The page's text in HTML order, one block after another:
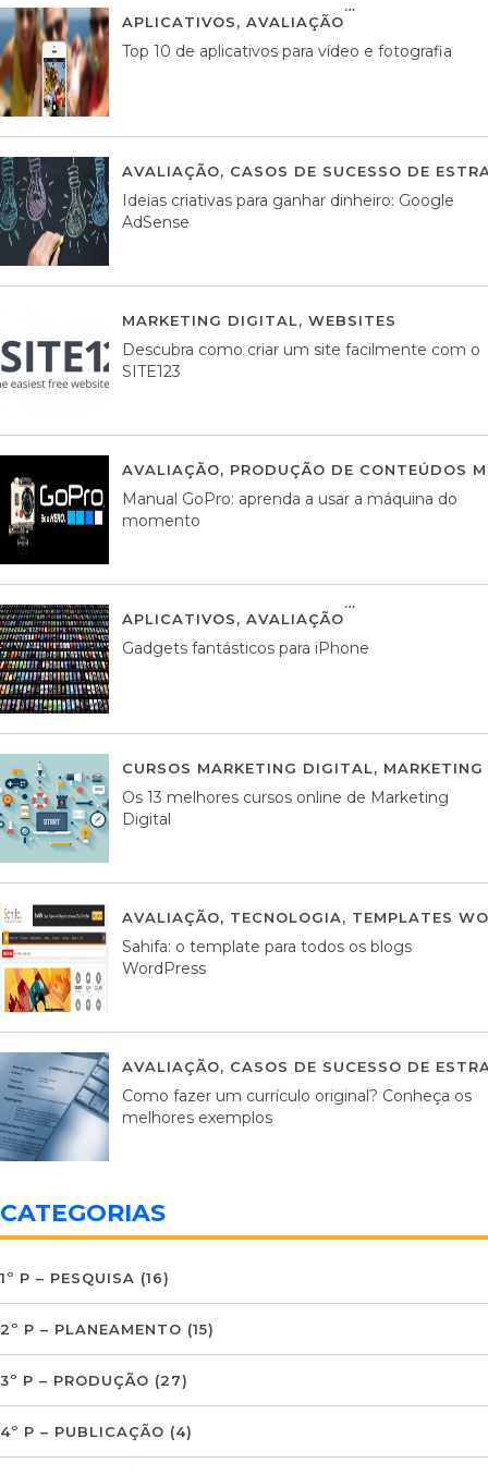
APLICATIVOS, AVALIAÇÃO
Top 10 de aplicativos para vídeo e fotografia
AVALIAÇÃO, CASOS DE SUCESSO DE
Ideias criativas para ganhar dinheiro: Google
AdSense
MARKETING DIGITAL, WEBSITES
Descubra como criar um site facilmente com o
SITE123
AVALIAÇÃO, PRODUÇÃO DE CONTEÚDOS
Manual GoPro: aprenda a usar a máquina do
momento
APLICATIVOS, AVALIAÇÃO
Gadgets fantásticos para iPhone
CURSOS MARKETING DIGITAL,
Os 13 melhores cursos online de Marketing
Digital
AVALIAÇÃO, TECNOLOGIA, TEMPLATES
Sahifa: o template para todos os blogs
WordPress
AVALIAÇÃO, CASOS DE SUCESSO DE
Como fazer um currículo original? Conheça os
melhores exemplos
CATEGORIAS
1º P – PESQUISA (16)
2º P – PLANEAMENTO (15)
3º P – PRODUÇÃO (27)
4º P – PUBLICAÇÃO (4)